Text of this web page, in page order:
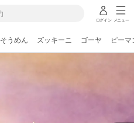
ログイン メニュー
そうめん ズッキーニ ゴーヤ ピーマ